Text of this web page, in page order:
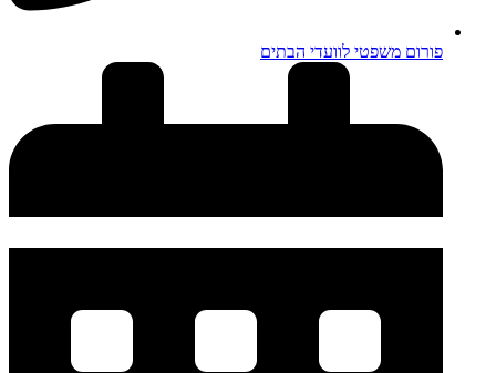
פורום משפטי לוועדי הבתים